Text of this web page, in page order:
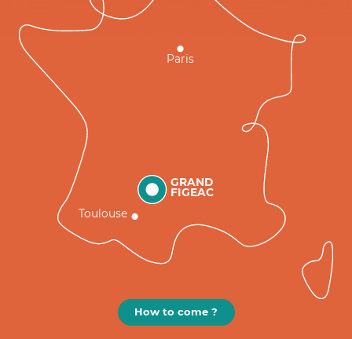
GRAND
FIGEAC
Toulouse
Paris
How to come ?